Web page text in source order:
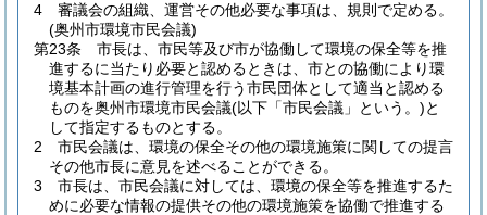
4
審議会の組織、運営その他必要な事項は、規則で定める。
(奥州市環境市民会議)
第23条
市長は、市民等及び市が協働して環境の保全等を推
進するに当たり必要と認めるときは、市との協働により環
境基本計画の進行管理を行う市民団体として適当と認める
ものを奥州市環境市民会議(以下「市民会議」という。)と
して指定するものとする。
2
市民会議は、環境の保全その他の環境施策に関しての提言
その他市長に意見を述べることができる。
3
市長は、市民会議に対しては、環境の保全等を推進するた
めに必要な情報の提供その他の環境施策を協働で推進する